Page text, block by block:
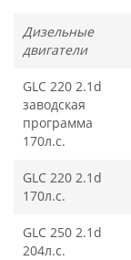
Дизельные
двигатели
GLC 220 2.1d
заводская
программа
170л.с.
GLC 220 2.1d
170л.с.
GLC 250 2.1d
204л.с.